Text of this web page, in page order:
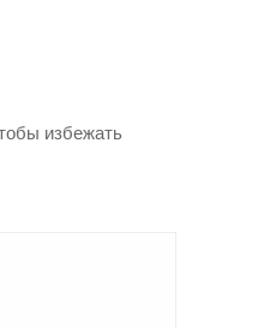
избежать